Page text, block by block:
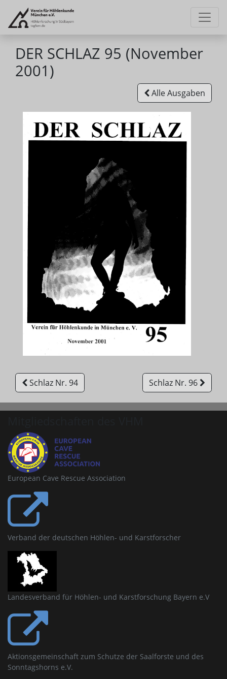
DER SCHLAZ 95 (November
2001)
Alle Ausgaben
Schlaz Nr. 94 Schlaz Nr. 96
European Cave Rescue Association
Verband der deutschen Höhlen- und Karstforscher
Landesverband für Höhlen- und Karstforschung Bayern e.V
Aktionsgemeinschaft zum Schutze der Saalforste und des
Sonntagshorns e.V.